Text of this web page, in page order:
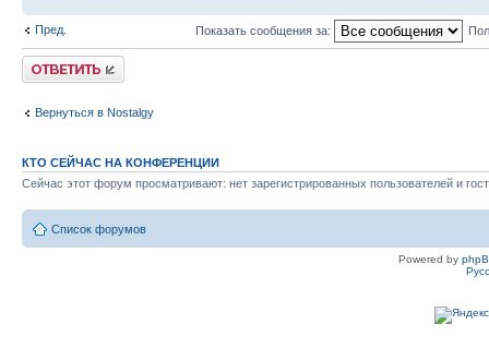
Пред. Показать сообщения за:
Ответить
Вернуться в Nostalgy
КТО СЕЙЧАС НА КОНФЕРЕНЦИИ
Сейчас этот форум просматривают: нет зарегистрированных пользователей и
Список форумов
Powered by